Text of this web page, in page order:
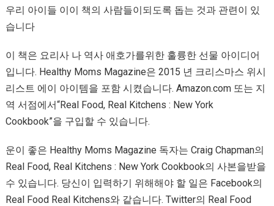
우리 아이들 이이 책의 사람들이되도록 돕는 것과 관련이 있
습니다
이 책은 요리사 나 역사 애호가를위한 훌륭한 선물 아이디어
입니다. Healthy Moms Magazine은 2015 년 크리스마스 위시
리스트 에이 아이템을 포함 시켰습니다. Amazon.com 또는 지
역 서점에서“Real Food, Real Kitchens : New York
Cookbook”을 구입할 수 있습니다.
운이 좋은 Healthy Moms Magazine 독자는 Craig Chapman의
Real Food, Real Kitchens : New York Cookbook의 사본을받을
수 있습니다. 당신이 입력하기 위해해야 ​​할 일은 Facebook의
Real Food Real Kitchens와 같습니다. Twitter의 Real Food